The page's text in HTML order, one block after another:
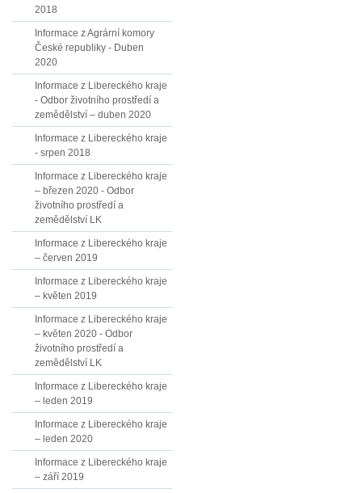
2018
Informace z Agrární komory
České republiky - Duben
2020
Informace z Libereckého kraje
- Odbor životního prostředí a
zemědělství – duben 2020
Informace z Libereckého kraje
- srpen 2018
Informace z Libereckého kraje
– březen 2020 - Odbor
životního prostředí a
zemědělství LK
Informace z Libereckého kraje
– červen 2019
Informace z Libereckého kraje
– květen 2019
Informace z Libereckého kraje
– květen 2020 - Odbor
životního prostředí a
zemědělství LK
Informace z Libereckého kraje
– leden 2019
Informace z Libereckého kraje
– leden 2020
Informace z Libereckého kraje
– září 2019